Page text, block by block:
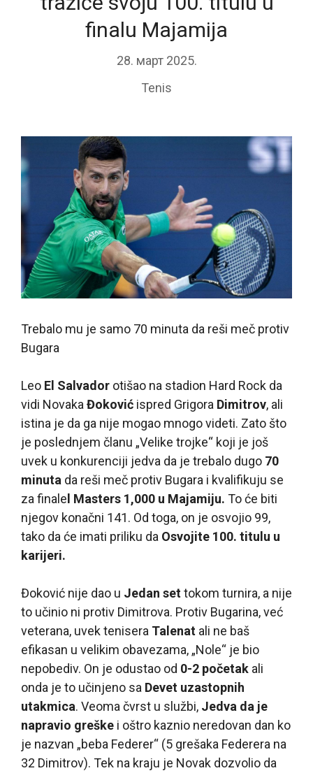
finalu Majamija
28. март 2025.
Tenis
Trebalo mu je samo 70 minuta da reši meč protiv
Bugara
Leo El Salvador otišao na stadion Hard Rock da
vidi Novaka Đoković ispred Grigora Dimitrov, ali
istina je da ga nije mogao mnogo videti. Zato što
je poslednjem članu „Velike trojke“ koji je još
uvek u konkurenciji jedva da je trebalo dugo 70
minuta da reši meč protiv Bugara i kvalifikuju se
za finalel Masters 1,000 u Majamiju. To će biti
njegov konačni 141. Od toga, on je osvojio 99,
tako da će imati priliku da Osvojite 100. titulu u
karijeri.
Đoković nije dao u Jedan settokom turnira, a nije
to učinio ni protiv Dimitrova. Protiv Bugarina, već
veterana, uvek tenisera Talenat ali ne baš
efikasan u velikim obavezama, „Nole“ je bio
nepobediv. On je odustao od 0-2 početak ali
onda je to učinjeno sa Devet uzastopnih
utakmica. Veoma čvrst u službi, Jedva da je
napravio greške i oštro kaznio neredovan dan ko
je nazvan „beba Federer“ (5 grešaka Federera na
32 Dimitrov). Tek na kraju je Novak dozvolio da